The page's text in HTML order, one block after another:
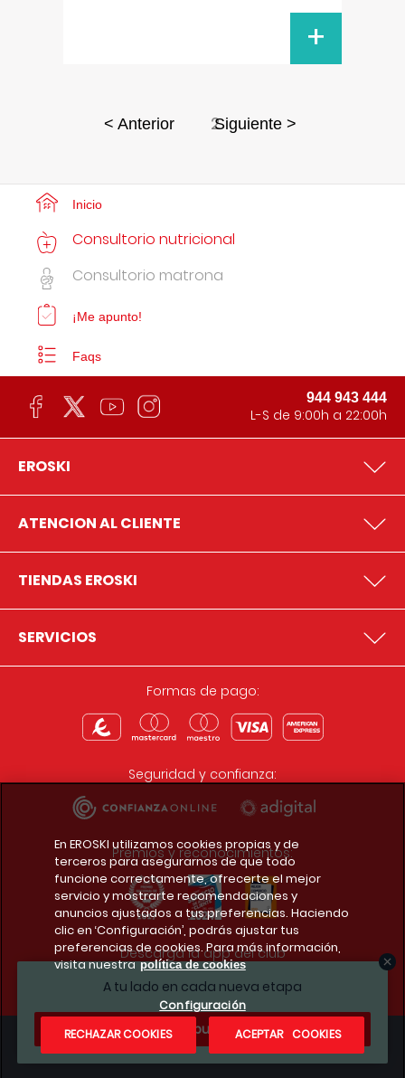
+
< Anterior 2Siguiente >
A tu lado en cada nueva etapa
¿Te apuntas?
Inicio
Consultorio nutricional
Consultorio matrona
¡Me apunto!
Faqs
944 943 444
L-S de 9:00h a 22:00h
EROSKI
ATENCION AL CLIENTE
TIENDAS EROSKI
SERVICIOS
Formas de pago:
Seguridad y confianza:
Premios y reconocimientos:
Descarga la app del club
Condiciones legales
En EROSKI utilizamos cookies propias y de
terceros para asegurarnos de que todo
funcione correctamente, ofrecerte el mejor
servicio y mostrarte recomendaciones y
anuncios ajustados a tus preferencias. Haciendo
clic en ‘Configuración’, podrás ajustar tus
preferencias de cookies. Para más información,
visita nuestra política de cookies
Configuración
RECHAZAR COOKIES
ACEPTAR COOKIES